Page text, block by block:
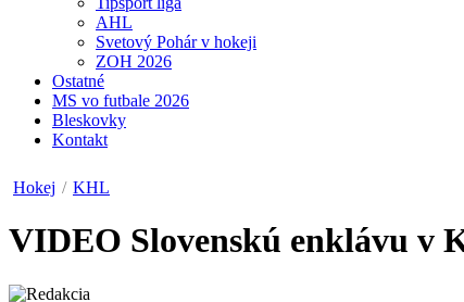
AHL
Svetový Pohár v hokeji
ZOH 2026
Ostatné
MS vo futbale 2026
Bleskovky
Kontakt
Hokej / KHL
VIDEO Slovenskú enklávu v